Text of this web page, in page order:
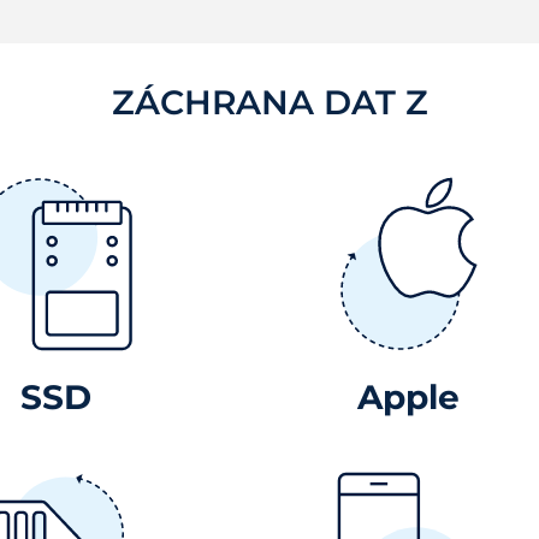
ZÁCHRANA DAT Z
SSD Apple